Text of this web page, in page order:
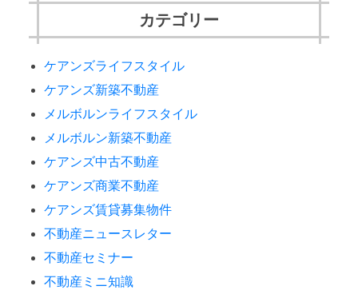
カテゴリー
ケアンズライフスタイル
ケアンズ新築不動産
メルボルンライフスタイル
メルボルン新築不動産
ケアンズ中古不動産
ケアンズ商業不動産
ケアンズ賃貸募集物件
不動産ニュースレター
不動産セミナー
不動産ミニ知識